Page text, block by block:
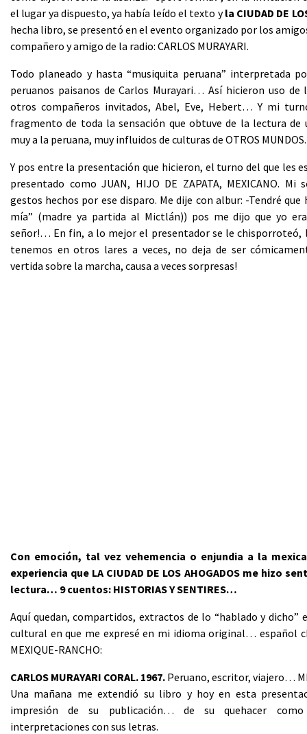
el lugar ya dispuesto, ya había leído el texto yla CIUDAD DE
hecha libro, se presentó en el evento organizado por los
compañero y amigo de la radio: CARLOS MURAYARI.
Todo planeado y hasta “musiquita peruana” interpretada
peruanos paisanos de Carlos Murayari… Así hicieron uso de
otros compañeros invitados, Abel, Eve, Hebert… Y mi
fragmento de toda la sensación que obtuve de la lectura de
muy a la peruana, muy influidos de culturas de OTROS MUNDOS.
Y pos entre la presentación que hicieron, el turno del que les
presentado como JUAN, HIJO DE ZAPATA, MEXICANO. Mi
gestos hechos por ese disparo. Me dije con albur: -Tendré que
mía” (madre ya partida al Mictlán)) pos me dijo que yo
señor!… En fin, a lo mejor el presentador se le chisporroteó,
tenemos en otros lares a veces, no deja de ser
vertida sobre la marcha, causa a veces sorpresas!
Con emoción, tal vez vehemencia o enjundia a la
experiencia que LA CIUDAD DE LOS AHOGADOS me hizo
lectura… 9 cuentos: HISTORIAS Y SENTIRES…
Aquí quedan, compartidos, extractos de lo “hablado y dicho”
cultural en que me expresé en mi idioma original… español
MEXIQUE-RANCHO:
CARLOS MURAYARI CORAL. 1967. Peruano, escritor, viajero…
Una mañana me extendió su libro y hoy en esta
impresión de su publicación… de su quehacer
interpretaciones con sus letras.